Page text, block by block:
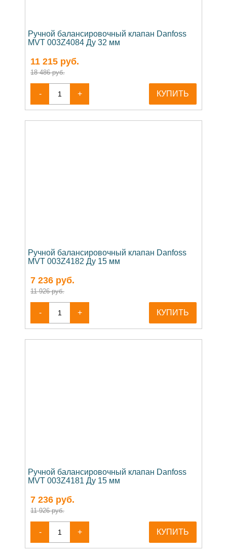
Ручной балансировочный клапан Danfoss
MVT 003Z4084 Ду 32 мм
11 215 руб.
18 486 руб.
- + КУПИТЬ
Ручной балансировочный клапан Danfoss
MVT 003Z4182 Ду 15 мм
7 236 руб.
11 926 руб.
- + КУПИТЬ
Ручной балансировочный клапан Danfoss
MVT 003Z4181 Ду 15 мм
7 236 руб.
11 926 руб.
- + КУПИТЬ